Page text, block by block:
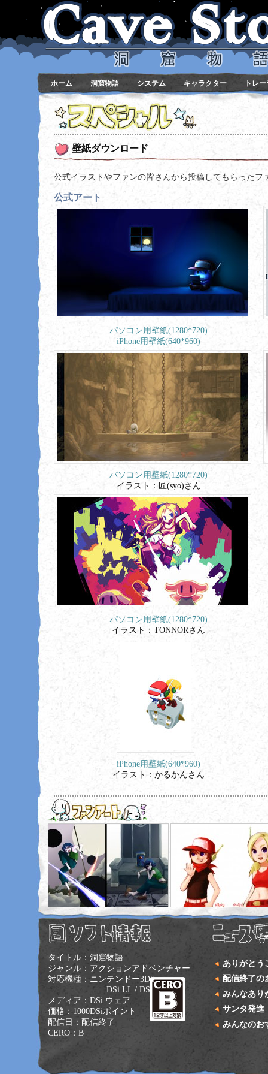
ホーム 洞窟物語 システム キャラクター トレ
スペシャル
壁紙ダウンロード
公式イラストやファンの皆さんから投稿してもらった
公式アート
パソコン用壁紙(1280*720)
iPhone用壁紙(640*960)
パソコン用壁紙(1280*720)
イラスト：匠(syo)さん
パソコン用壁紙(1280*720)
イラスト：TONNORさん
iPhone用壁紙(640*960)
イラスト：かるかんさん
タイトル：洞窟物語
ジャンル：アクションアドベンチャー
対応機種：ニンテンドー3DS
DSi LL / DSi
メディア：DSi ウェア
価格：1000DSiポイント
配信日：配信終了
CERO：B
ありがとう
配信終了の
みんなあり
サンタ発進
みんなのお